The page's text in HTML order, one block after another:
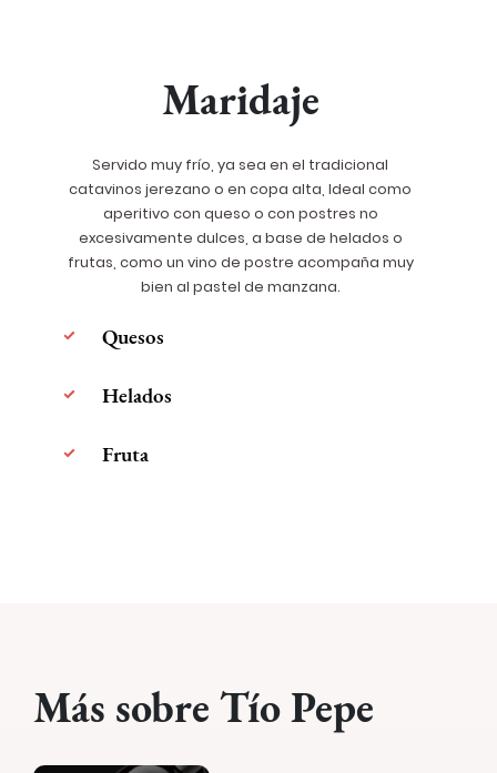
Maridaje
Servido muy frío, ya sea en el tradicional
catavinos jerezano o en copa alta, Ideal como
aperitivo con queso o con postres no
excesivamente dulces, a base de helados o
frutas, como un vino de postre acompaña muy
bien al pastel de manzana.
Quesos
Helados
Fruta
Más sobre Tío Pepe